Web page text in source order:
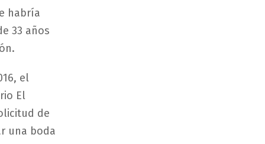
habría
33 años
el
El
de
una boda